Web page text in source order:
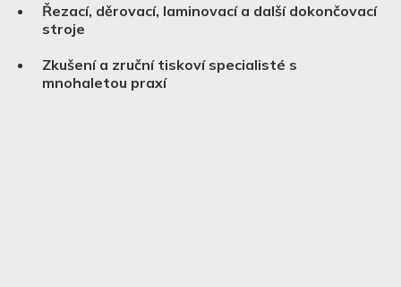
Řezací, děrovací, laminovací a další dokončovací
stroje
Zkušení a zruční tiskoví specialisté s
mnohaletou praxí